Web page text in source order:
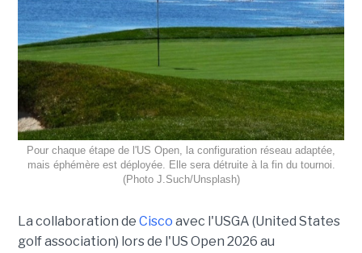
Pour chaque étape de l'US Open, la configuration réseau adaptée,
mais éphémère est déployée. Elle sera détruite à la fin du tournoi.
(Photo J.Such/Unsplash)
La collaboration de Cisco avec l'USGA (United States
golf association) lors de l'US Open 2026 au